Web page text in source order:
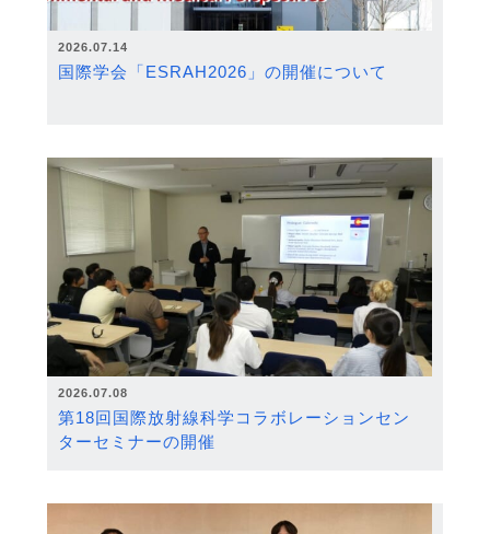
2026.07.14
国際学会「ESRAH2026」の開催について
2026.07.08
第18回国際放射線科学コラボレーションセン
ターセミナーの開催